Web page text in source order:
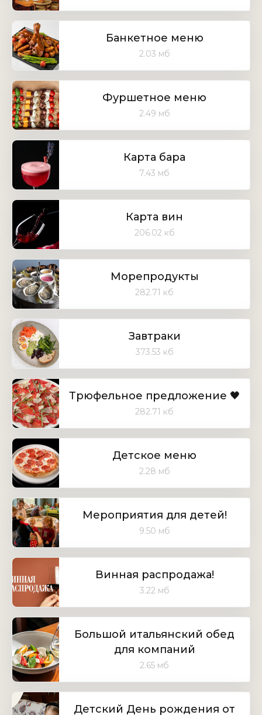
Банкетное меню
2.03 мб
Фуршетное меню
2.49 мб
Карта бара
7.43 мб
Карта вин
206.02 кб
Морепродукты
282.71 кб
Завтраки
373.53 кб
Трюфельное предложение 🖤
282.71 кб
Детское меню
2.28 мб
Мероприятия для детей!
9.50 мб
Винная распродажа!
3.22 мб
Большой итальянский обед
для компаний
2.65 мб
Детский День рождения от